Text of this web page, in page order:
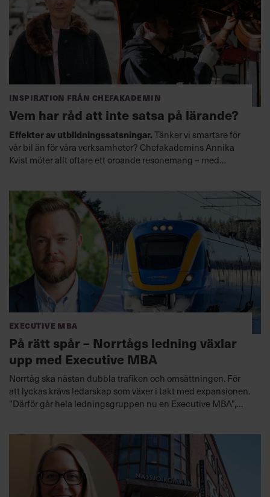
Inspiration från Chefakademin
Vem har råd att inte satsa på lärande?
Effekter av utbildningssatsningar.Tänker vi smartare för
vår bil än för våra verksamheter? Chefakademins Annika
Kvist möter allt oftare ett oroande resonemang – med
Executive MBA
På rätt spår – Norrtågs ledning växlar
upp med Executive MBA
Norrtåg ska nästan dubbla trafiken och omsättningen. För
att lyckas krävs ledarskap som växer i takt med expansionen.
”Därför går hela ledningsgruppen nu en Executive MBA”,